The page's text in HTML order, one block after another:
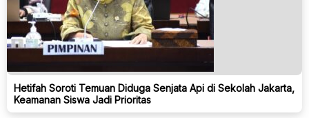
Hetifah Soroti Temuan Diduga Senjata Api di Sekolah Jakarta,
Keamanan Siswa Jadi Prioritas